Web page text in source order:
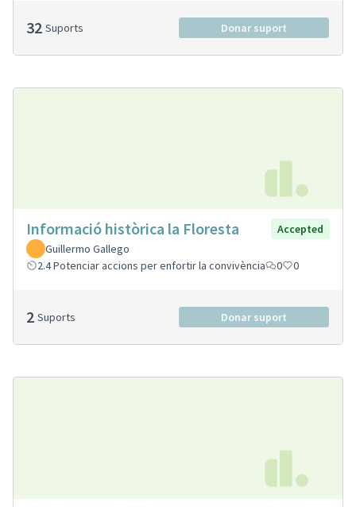
32 Suports Donar suport
Informació històrica la Floresta
Accepted
Guillermo Gallego
2.4 Potenciar accions per enfortir la convivència
0 0
2 Suports Donar suport